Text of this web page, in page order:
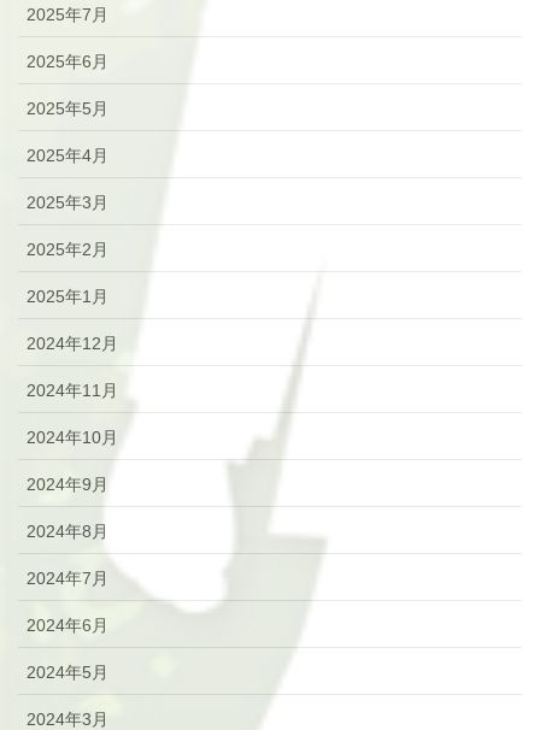
2025年7月
2025年6月
2025年5月
2025年4月
2025年3月
2025年2月
2025年1月
2024年12月
2024年11月
2024年10月
2024年9月
2024年8月
2024年7月
2024年6月
2024年5月
2024年3月